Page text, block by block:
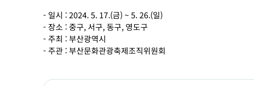
- 일시 : 2024. 5. 17.(금) ~ 5. 26.(일)
- 장소 : 중구, 서구, 동구, 영도구
- 주최 : 부산광역시
- 주관 : 부산문화관광축제조직위원회